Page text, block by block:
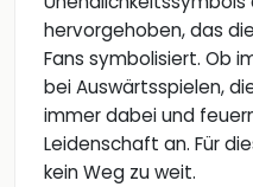
hervorgehoben, das
Fans symbolisiert. Ob
bei Auswärtsspielen,
immer dabei und
Leidenschaft an. Für
kein Weg zu weit.